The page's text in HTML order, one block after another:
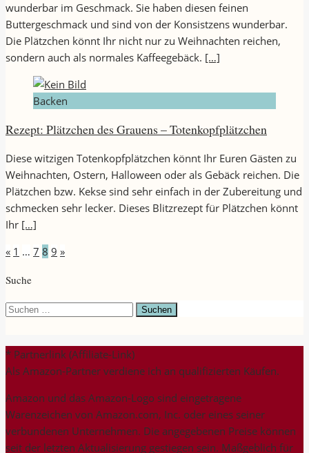
wunderbar im Geschmack. Sie haben diesen feinen
Buttergeschmack und sind von der Konsistzens wunderbar.
Die Plätzchen könnt Ihr nicht nur zu Weihnachten reichen,
sondern auch als normales Kaffeegebäck. […]
Backen
Rezept: Plätzchen des Grauens – Totenkopfplätzchen
Diese witzigen Totenkopfplätzchen könnt Ihr Euren Gästen zu
Weihnachten, Ostern, Halloween oder als Gebäck reichen. Die
Plätzchen bzw. Kekse sind sehr einfach in der Zubereitung und
schmecken sehr lecker. Dieses Blitzrezept für Plätzchen könnt
Ihr […]
Seitennummerierung
der
« 1 … 7 8 9 »
Suche
Suchen
* Partnerlink (Affiliate-Link)
Als Amazon-Partner verdiene ich an qualifizierten Käufen.
Amazon und das Amazon-Logo sind eingetragene
Warenzeichen von Amazon.com, Inc. oder eines seiner
verbundenen Unternehmen. Die angegebenen Preise können
seit der letzten Aktualisierung gestiegen sein. Maßgeblich für